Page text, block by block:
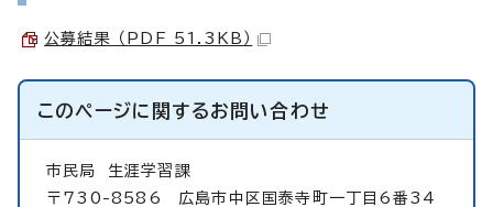
公募結果 （PDF 51.3KB）
このページに関するお問い合わせ
市民局 生涯学習課
〒730-8586 広島市中区国泰寺町一丁目6番34